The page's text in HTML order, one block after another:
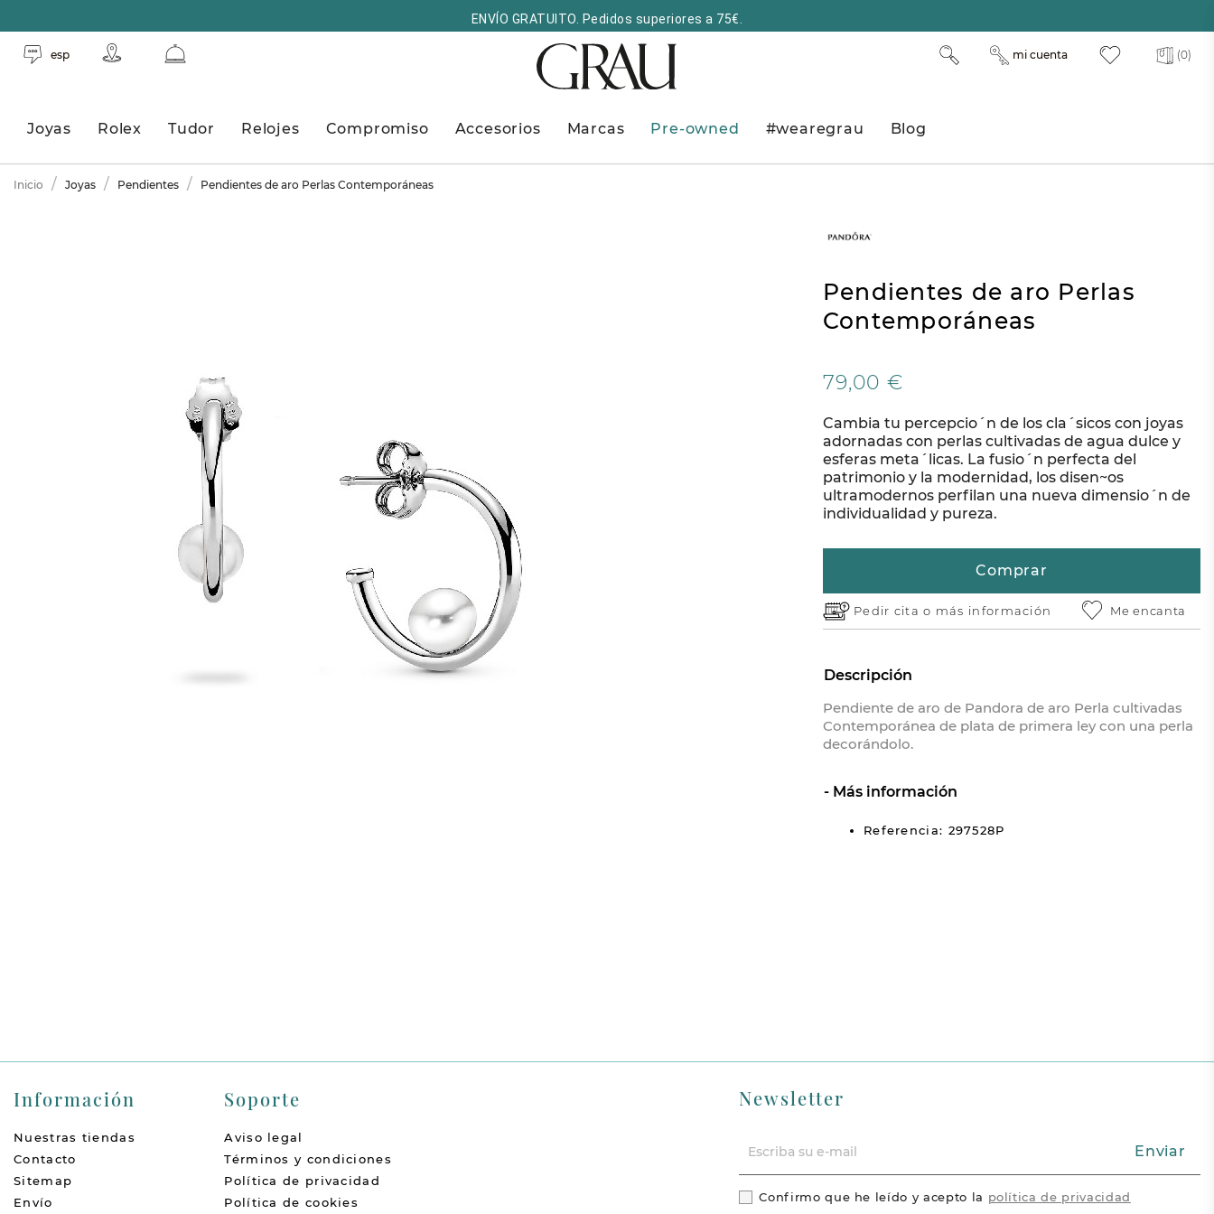
ENVÍO GRATUITO. Pedidos superiores a 75€.
esp (0)
mi cuenta
Joyas Rolex Tudor Relojes Compromiso Accesorios Marcas Pre-owned #wearegrau Blog
Inicio Joyas Pendientes Pendientes de aro Perlas Contemporáneas
Pendientes de aro Perlas
Contemporáneas
79,00 €
Cambia tu percepcio´n de los cla´sicos con joyas
adornadas con perlas cultivadas de agua dulce y
esferas meta´licas. La fusio´n perfecta del
patrimonio y la modernidad, los disen~os
ultramodernos perfilan una nueva dimensio´n de
individualidad y pureza.
Comprar
Pedir cita o más información Me encanta
Descripción
Pendiente de aro de Pandora de aro Perla cultivadas
Contemporánea de plata de primera ley con una perla
decorándolo.
Más información
Referencia: 297528P
Información
Nuestras tiendas
Contacto
Sitemap
Envío
Soporte
Aviso legal
Términos y condiciones
Política de privacidad
Política de cookies
Newsletter
Enviar
Confirmo que he leído y acepto la política de privacidad